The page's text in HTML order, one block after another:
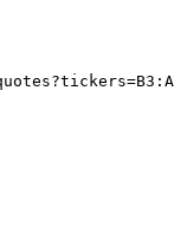
?tickers=